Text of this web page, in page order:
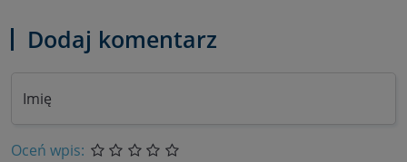
Dodaj komentarz
Imię
Oceń wpis: